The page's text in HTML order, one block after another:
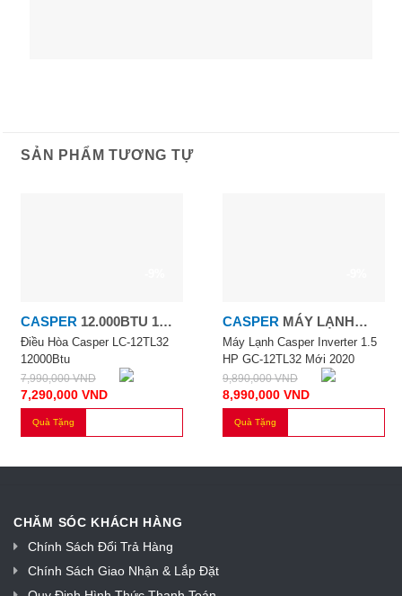
SẢN PHẨM TƯƠNG TỰ
CASPER 12.000BTU 1
CHIỀU
Điều Hòa Casper LC-12TL32
12000Btu
7,990,000VND
7,290,000 VND
Quà Tặng
CASPER MÁY LẠNH
INVERTER 1.5 HP
Máy Lạnh Casper Inverter 1.5
HP GC-12TL32 Mới 2020
9,890,000VND
8,990,000 VND
Quà Tặng
CHĂM SÓC KHÁCH HÀNG
Chính Sách Đổi Trả Hàng
Chính Sách Giao Nhận & Lắp Đặt